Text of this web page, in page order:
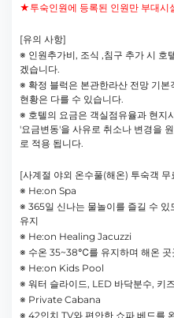
★투숙인원에 등록된 인원만 부대시
[유의 사항]
※ 인원추가비, 조식 ,침구 추가 시 호
겠습니다.
※ 확정 블럭은 본관한라산 전망 기
현황은 다를 수 있습니다.
※ 호텔의 요금은 객실점유율과 현지
'요금변동'을 사유로 취소나 변경을
로 적용 됩니다.
[사계절 야외 온수풀(해온) 투숙객 무
※ He:on Spa
※ 365일 신나는 물놀이를 즐길 수
유지
※ He:on Healing Jacuzzi
※ 수온 35~38℃를 유지하며 해온 곳
※ He:on Kids Pool
※ 워터 슬라이드, LED 바닥분수, 키
※ Private Cabana
※ 42인치 TV와 편안한 쇼파 베드를